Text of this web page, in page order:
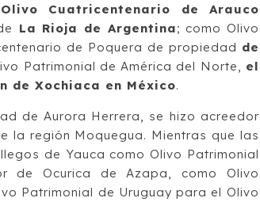
Olivo Cuatricentenario de Arauco
La Rioja de Argentina; como Olivo
de Poquera de propiedad de
Patrimonial de América del Norte, el
de Xochiaca en México.
de Aurora Herrera, se hizo acreedor
la región Moquegua. Mientras que las
de Yauca como Olivo Patrimonial
de Ocurica de Azapa, como Olivo
Patrimonial de Uruguay para el Olivo